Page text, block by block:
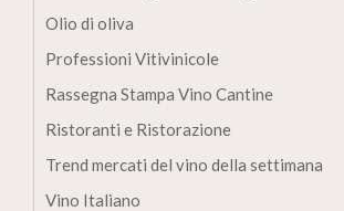
Olio di oliva
Professioni Vitivinicole
Rassegna Stampa Vino Cantine
Ristoranti e Ristorazione
Trend mercati del vino della settimana
Vino Italiano